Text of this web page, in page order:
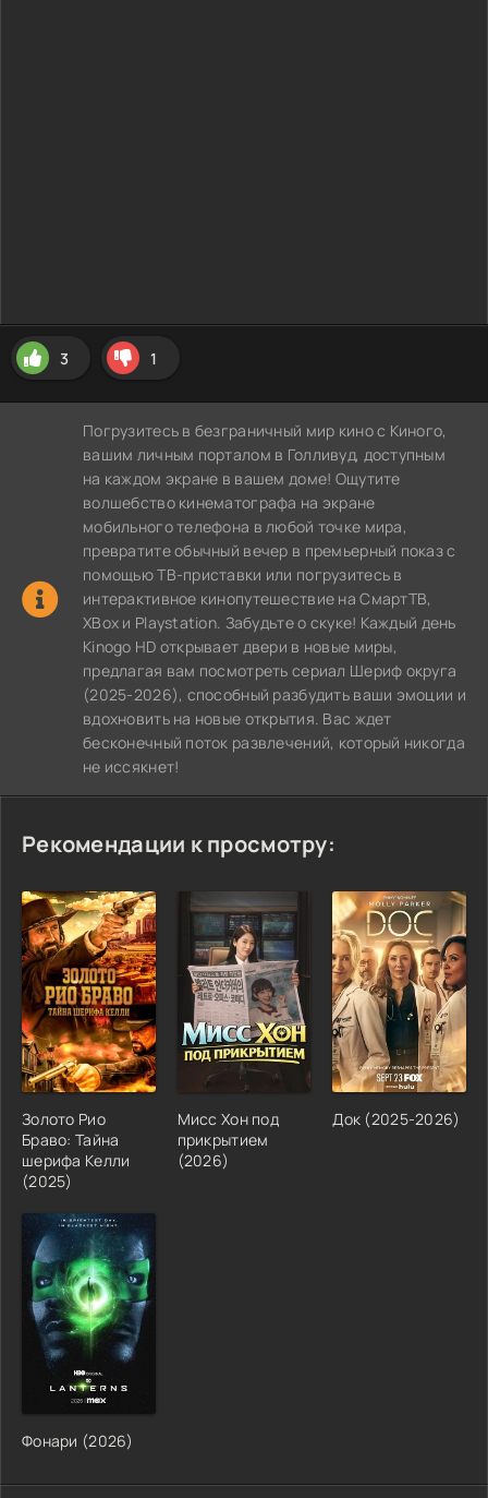
3 1
Погрузитесь в безграничный мир кино с Киного,
вашим личным порталом в Голливуд, доступным
на каждом экране в вашем доме! Ощутите
волшебство кинематографа на экране
мобильного телефона в любой точке мира,
превратите обычный вечер в премьерный показ с
помощью ТВ-приставки или погрузитесь в
интерактивное кинопутешествие на СмартТВ,
XBox и Playstation. Забудьте о скуке! Каждый день
Kinogo HD открывает двери в новые миры,
предлагая вам посмотреть сериал Шериф округа
(2025-2026), способный разбудить ваши эмоции и
вдохновить на новые открытия. Вас ждет
бесконечный поток развлечений, который никогда
не иссякнет!
Рекомендации к просмотру:
Золото Рио
Браво: Тайна
шерифа Келли
(2025)
Мисс Хон под
прикрытием
(2026)
Док (2025-2026)
Фонари (2026)